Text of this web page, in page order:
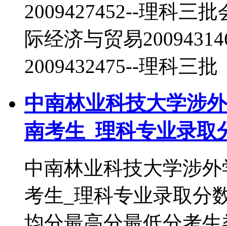
2009427452--理科三
际经济与贸易
2009432475--理科三批
中南林业科技大学涉
南考生_理科专业录取
中南林业科技大学涉
考生_理科专业录取分